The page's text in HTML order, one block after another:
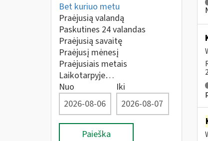
Bet kuriuo metu
Praėjusią valandą
Paskutines 24 valandas
Praėjusią savaitę
Praėjusį mėnesį
Praėjusiais metais
Laikotarpyje…
Nuo
Iki
Paieška